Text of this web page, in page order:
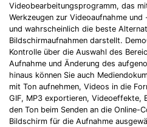
Videobearbeitungsprogramm, das
Werkzeugen zur Videoaufnahme
und wahrscheinlich die beste
Bildschirmaufnahmen darstellt.
Kontrolle über die Auswahl des
Aufnahme und Änderung des
hinaus können Sie auch
mit Ton aufnehmen, Videos in die
GIF, MP3 exportieren, Videoeffekte,
den Ton beim Senden an die Online-
Bildschirm für die Aufnahme